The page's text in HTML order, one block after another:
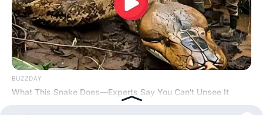
BUZZDAY
What This Snake Does—Experts Say You Can't Unsee It